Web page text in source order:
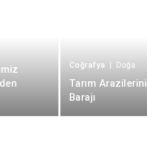
Coğrafya | Doğa
Tarım
Barajı